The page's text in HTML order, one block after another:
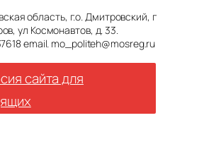
область, г.о. Дмитровский, г
ул Космонавтов, д. 33.
email. mo_politeh@mosreg.ru
сайта для